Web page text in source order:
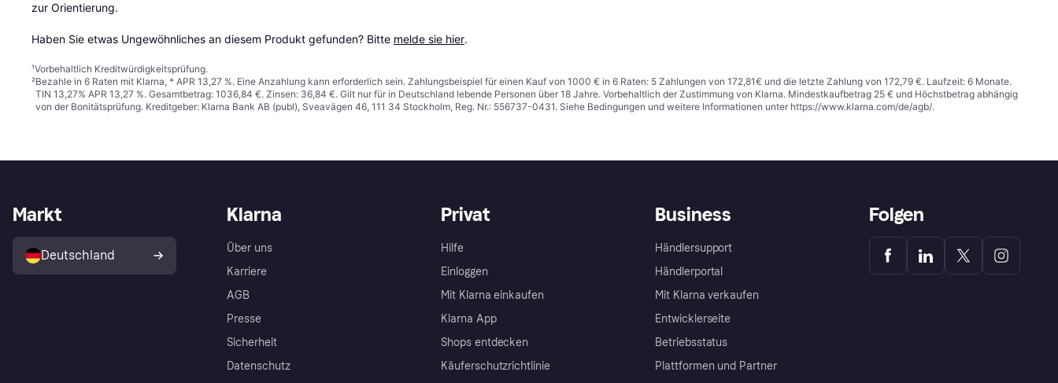
zur Orientierung.
Haben Sie etwas Ungewöhnliches an diesem Produkt gefunden? Bitte melde sie hier.
¹Vorbehaltlich Kreditwürdigkeitsprüfung.
²Bezahle in 6 Raten mit Klarna, * APR 13,27 %. Eine Anzahlung kann erforderlich sein. Zahlungsbeispiel für einen Kauf von 1000 € in 6 Raten: 5 Zahlungen von 172,81€ und die letzte Zahlung von 172,79 €. Laufzeit: 6 Monate.
TIN 13,27% APR 13,27 %. Gesamtbetrag: 1036,84 €. Zinsen: 36,84 €. Gilt nur für in Deutschland lebende Personen über 18 Jahre. Vorbehaltlich der Zustimmung von Klarna. Mindestkaufbetrag 25 € und Höchstbetrag abhängig
von der Bonitätsprüfung. Kreditgeber: Klarna Bank AB (publ), Sveavägen 46, 111 34 Stockholm, Reg. Nr.: 556737-0431. Siehe Bedingungen und weitere Informationen unter https://www.klarna.com/de/agb/.
Klarna
Über uns
Karriere
AGB
Presse
Sicherheit
Datenschutz
Privat
Hilfe
Einloggen
Mit Klarna einkaufen
Klarna App
Shops entdecken
Käuferschutzrichtlinie
Business
Händlersupport
Händlerportal
Mit Klarna verkaufen
Entwicklerseite
Betriebsstatus
Plattformen und Partner
Markt
Deutschland
Folgen